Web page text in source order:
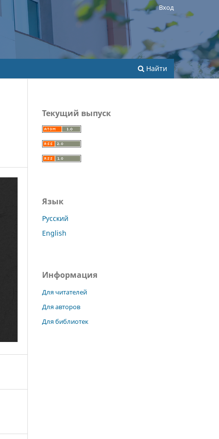
Найти
Вход
Текущий выпуск
Язык
Русский
English
Информация
Для читателей
Для авторов
Для библиотек